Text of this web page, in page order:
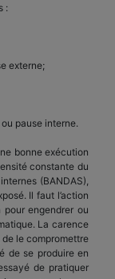
:
externe;
pause interne.
bonne exécution
constante du
(BANDAS),
Il faut l’action
engendrer ou
La carence
de le compromettre
de se produire en
de pratiquer